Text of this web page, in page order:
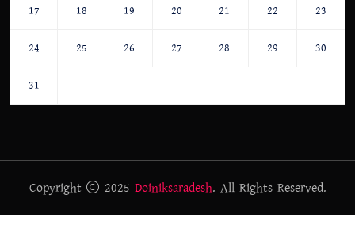
17 18 19 20 21 22 23
24 25 26 27 28 29 30
31
Copyright 2025 Doiniksaradesh. All Rights Reserved.